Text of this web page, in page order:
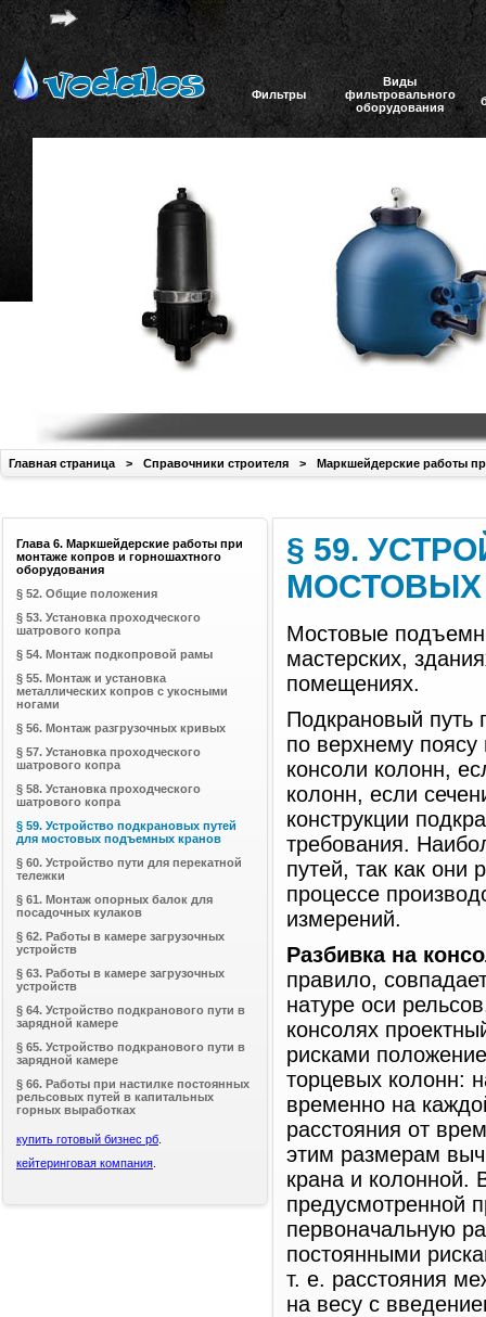
Фильтры
Виды
фильтровального
оборудования
Главная страница > Справочники строителя > Маркшейдерские работы
§ 59.
Мостовые
мастерских,
помещениях.
Подкрановый путь
по верхнему
консоли колонн,
колонн, если
конструкции
требования.
путей, так как они
процессе
измерений.
Разбивка на
правило,
натуре оси
консолях
рисками
торцевых колонн:
временно на
расстояния от
этим размерам
крана и колонной.
предусмотренной
первоначальную
постоянными
т. е. расстояния
на весу с
Глава 6. Маркшейдерские работы при
монтаже копров и горношахтного
оборудования
§ 52. Общие положения
§ 53. Установка проходческого
шатрового копра
§ 54. Монтаж подкопровой рамы
§ 55. Монтаж и установка
металлических копров с укосными
ногами
§ 56. Монтаж разгрузочных кривых
§ 57. Установка проходческого
шатрового копра
§ 58. Установка проходческого
шатрового копра
§ 59. Устройство подкрановых путей
для мостовых подъемных кранов
§ 60. Устройство пути для перекатной
тележки
§ 61. Монтаж опорных балок для
посадочных кулаков
§ 62. Работы в камере загрузочных
устройств
§ 63. Работы в камере загрузочных
устройств
§ 64. Устройство подкранового пути в
зарядной камере
§ 65. Устройство подкранового пути в
зарядной камере
§ 66. Работы при настилке постоянных
рельсовых путей в капитальных
горных выработках
купить готовый бизнес рб
кейтеринговая компания